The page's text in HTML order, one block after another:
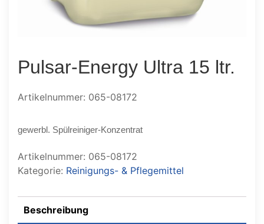
Pulsar-Energy Ultra 15 ltr.
Artikelnummer: 065-08172
gewerbl. Spülreiniger-Konzentrat
Artikelnummer: 065-08172
Kategorie: Reinigungs- & Pflegemittel
Beschreibung